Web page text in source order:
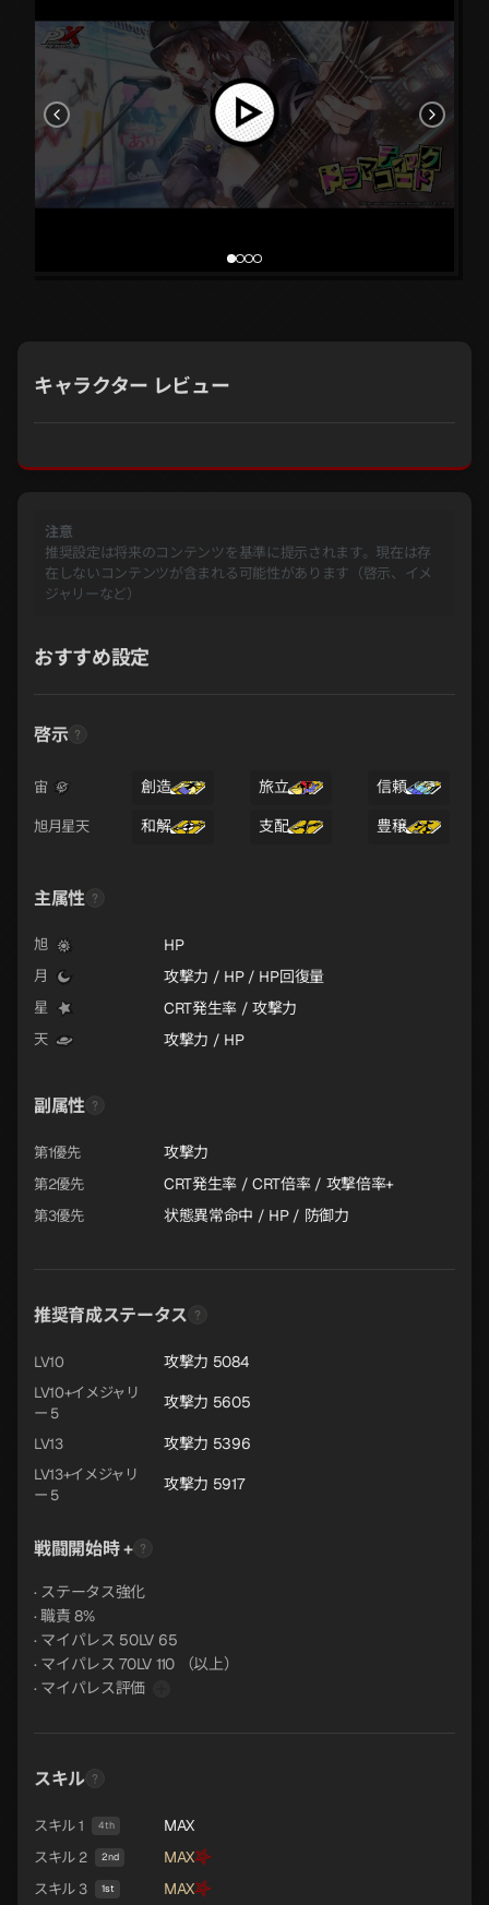
キャラクター レビュー
注意
推奨設定は将来のコンテンツを基準に提示されます。現在は存
在しないコンテンツが含まれる可能性があります（啓示、イメ
ジャリーなど）
おすすめ設定
啓示
宙 創造 旅立 信頼
旭月星天 和解 支配 豊穣
主属性
旭 HP
月 攻撃力 / HP / HP回復量
星 CRT発生率 / 攻撃力
天 攻撃力 / HP
副属性
第1優先 攻撃力
第2優先 CRT発生率 / CRT倍率 / 攻撃倍率+
第3優先 状態異常命中 / HP / 防御力
推奨育成ステータス
LV10 攻撃力 5084
LV10+イメジャリ
ー 5
攻撃力 5605
LV13 攻撃力 5396
LV13+イメジャリ
ー 5
攻撃力 5917
戦闘開始時 +
· ステータス強化
· 職責 8%
· マイパレス 50LV 65
· マイパレス 70LV 110 （以上）
· マイパレス評価
スキル
スキル 1 4th MAX
スキル 2 2nd MAX
スキル 3 1st MAX